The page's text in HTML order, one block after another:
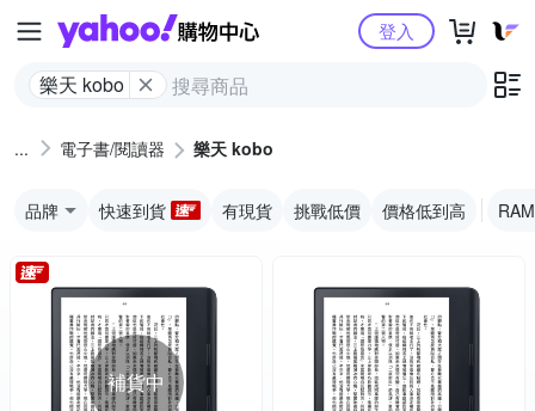
Yahoo購物中心
樂天 kobo
登入
電子書/閱讀器 樂天 kobo
品牌 快速到貨 有現貨 挑戰低價 價格低到高 RAM
補貨中